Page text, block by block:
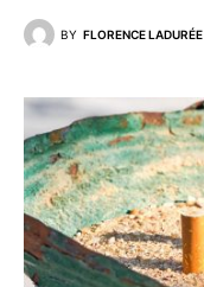
BY FLORENCE LADURÉE